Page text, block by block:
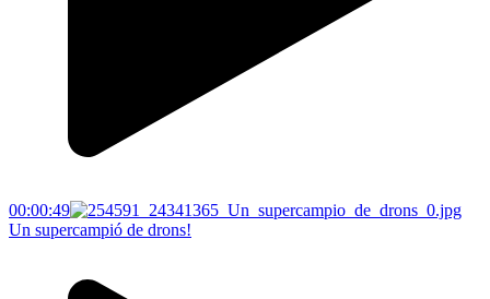
00:00:49
Un supercampió de drons!